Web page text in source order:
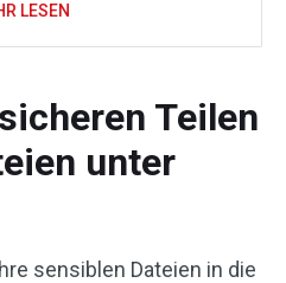
LESEN
Teilen
unter
sensiblen Dateien in die